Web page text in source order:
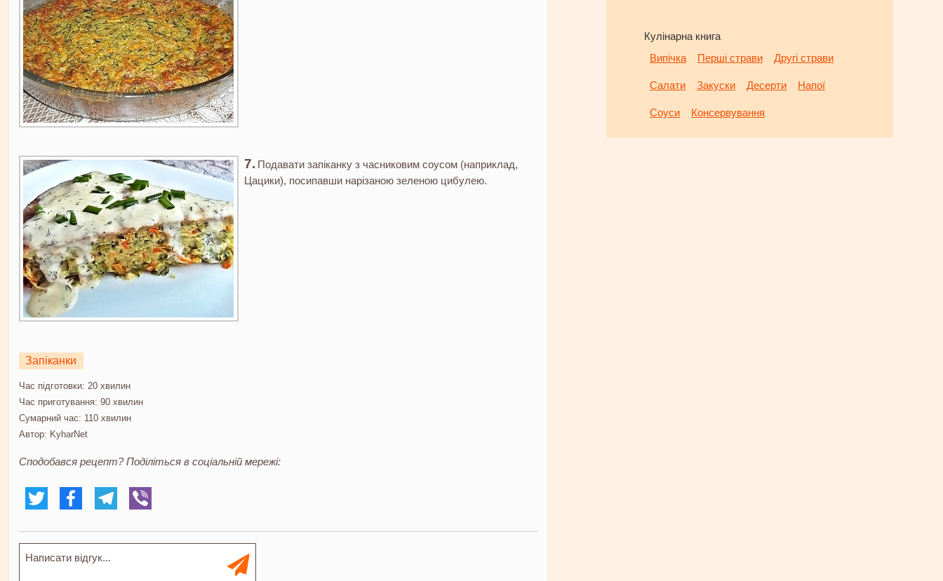
Подавати запіканку з часниковим соусом (наприклад,
Цацики), посипавши нарізаною зеленою цибулею.
Запіканки
Час підготовки: 20 хвилин
Час приготування: 90 хвилин
Сумарний час: 110 хвилин
Автор: KyharNet
Сподобався рецепт? Поділіться в соціальній мережі:
Кулінарна книга
Випічка
Перші страви Другі страви
Салати Закуски Десерти Напої
Соуси Консервування